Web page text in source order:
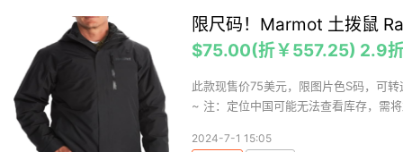
限尺码！Marmot 土拨鼠
$75.00(折￥557.25) 2.9
此款现售价75美元，限图片色S码，可
~ 注：定位中国可能无法查看库存，需
2024-7-1 15:05